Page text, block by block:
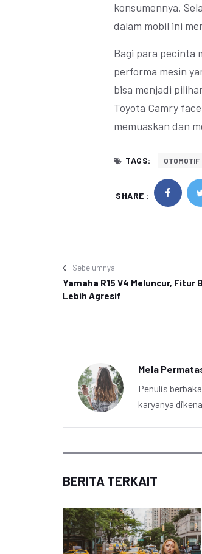
konsumennya.
dalam mobil ini
Bagi para pecinta
performa mesin
bisa menjadi
Toyota Camry
memuaskan dan
TAGS: OTOMOTIF
SHARE :
Sebelumnya
Yamaha R15 V4 Meluncur, Fitur
Lebih Agresif
Mela
Penulis
karyanya
BERITA TERKAIT